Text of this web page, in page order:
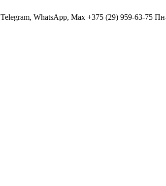
Telegram, WhatsApp, Max +375 (29) 959-63-75